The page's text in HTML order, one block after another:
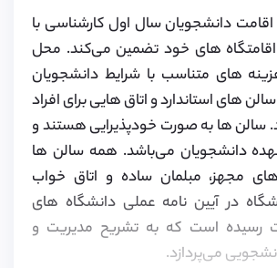
دانشگاه Brunel اقامت دانشجویان سال اول کارشناسی با
اقامتگاه های خود تضمین می‌کند. محل
های متناسب با شرایط دانشجویان
های استاندارد و اتاق هایی برای افراد
سالن ها به صورت خودپذیرایی هستند و
دانشجویان می‌باشد. همه سالن ها
های مجهز، مبلمان ساده و اتاق خواب
در آیین نامه عملی دانشگاه های
رسیده است که به تشریح مدیریت و
می‌پردازد.